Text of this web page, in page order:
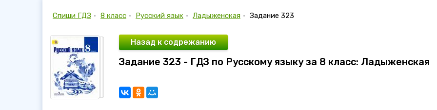
Спиши ГДЗ • 8 класс • Русский язык • Ладыженская • Задание 323
Назад к содрежанию
Задание 323 - ГДЗ по Русскому языку за 8 класс: Ладыженская